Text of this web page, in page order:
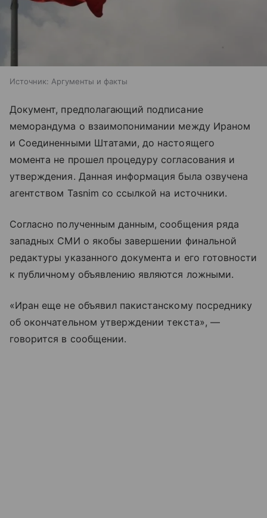
Источник: Аргументы и факты
Документ, предполагающий подписание
меморандума о взаимопонимании между Ираном
и Соединенными Штатами, до настоящего
момента не прошел процедуру согласования и
утверждения. Данная информация была озвучена
агентством Tasnim со ссылкой на источники.
Согласно полученным данным, сообщения ряда
западных СМИ о якобы завершении финальной
редактуры указанного документа и его готовности
к публичному объявлению являются ложными.
«Иран еще не объявил пакистанскому посреднику
об окончательном утверждении текста», —
говорится в сообщении.